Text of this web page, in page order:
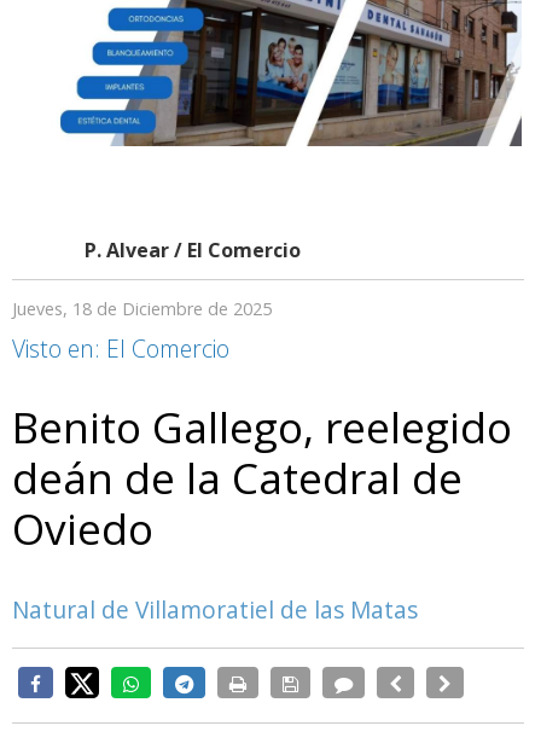
P. Alvear / El Comercio
Jueves, 18 de Diciembre de 2025
Visto en: El Comercio
Benito Gallego, reelegido
deán de la Catedral de
Oviedo
Natural de Villamoratiel de las Matas